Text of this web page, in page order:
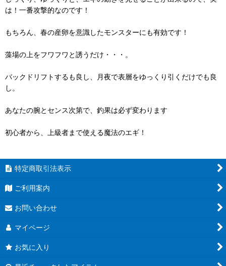
は！一番攻撃的なのです！
もちろん、春の産卵を意識したモンスターにも有効です！
藻場の上をフワフワと誘うだけ・・・。
バックドリフトするも良し、月夜で表層をゆっくり引くだけでも良
し。
あなたの腕とセンス次第で、釣果は必ず変わります
初心者から、上級者まで使える魔法のエギ！
特定商取引法表示
ご利用案内
お問い合わせ
マイページ
お気に入り